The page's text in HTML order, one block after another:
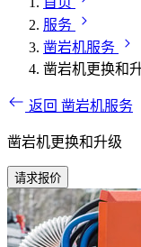
服务
凿岩机服务
凿岩机更换和
返回 凿岩机服务
凿岩机更换和升级
请求报价